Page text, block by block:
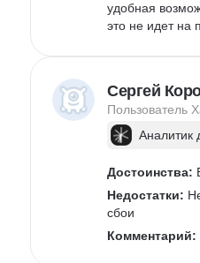
удобная
это не идет на
Сергей
Пользователь
Аналитик
Достоинства:
Недостатки:
сбои
Комментарий: